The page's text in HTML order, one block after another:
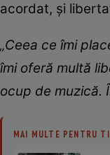
acordat, și
„Ceea ce îmi
îmi oferă multă
ocup de muzică.
MAI MULTE PENTRU